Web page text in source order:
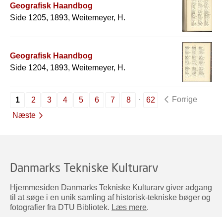
Geografisk Haandbog
Side 1205, 1893, Weitemeyer, H.
Geografisk Haandbog
Side 1204, 1893, Weitemeyer, H.
1 2 3 4 5 6 7 8 62
Forrige
Næste
Danmarks Tekniske Kulturarv
Hjemmesiden Danmarks Tekniske Kulturarv giver adgang
til at søge i en unik samling af historisk-tekniske bøger og
fotografier fra DTU Bibliotek. Læs mere.